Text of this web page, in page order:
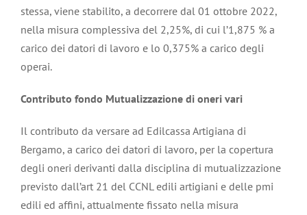
stessa, viene stabilito, a decorrere dal 01 ottobre 2022,
nella misura complessiva del 2,25%, di cui l’1,875 % a
carico dei datori di lavoro e lo 0,375% a carico degli
operai.
Contributo fondo Mutualizzazione di oneri vari
Il contributo da versare ad Edilcassa Artigiana di
Bergamo, a carico dei datori di lavoro, per la copertura
degli oneri derivanti dalla disciplina di mutualizzazione
previsto dall’art 21 del CCNL edili artigiani e delle pmi
edili ed affini, attualmente fissato nella misura